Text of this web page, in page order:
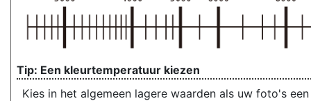
Een kleurtemperatuur kiezen
Kies in het algemeen lagere waarden als uw foto's